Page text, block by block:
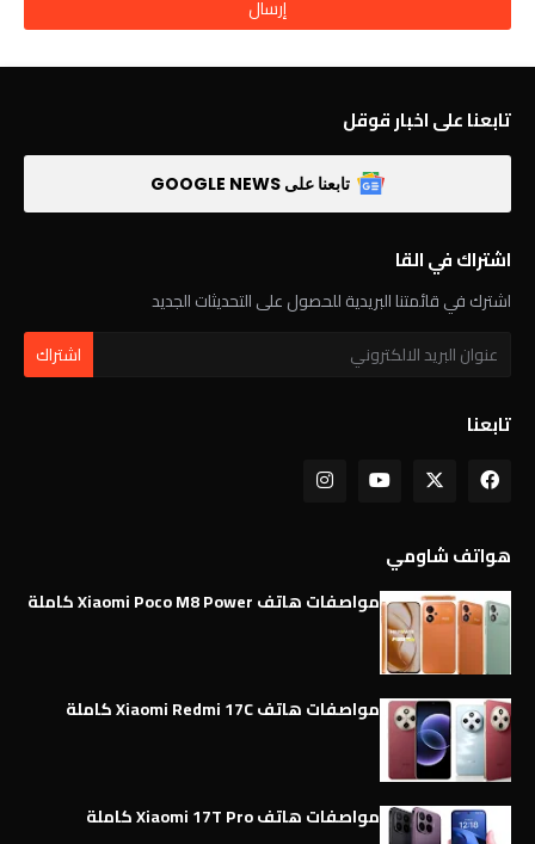
تابعنا على اخبار قوقل
تابعنا على GOOGLE NEWS
اشتراك في القا
اشترك في قائمتنا البريدية للحصول على التحديثات الجديد
تابعنا
هواتف شاومي
مواصفات هاتف Xiaomi Poco M8 Power كاملة
مواصفات هاتف Xiaomi Redmi 17C كاملة
مواصفات هاتف Xiaomi 17T Pro كاملة